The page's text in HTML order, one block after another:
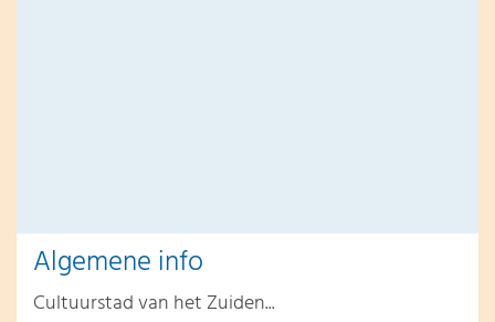
Algemene info
Cultuurstad van het Zuiden...